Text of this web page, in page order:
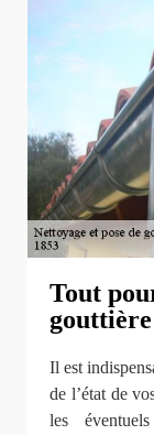
Tout
gouttière
Il est
de l’état de
les